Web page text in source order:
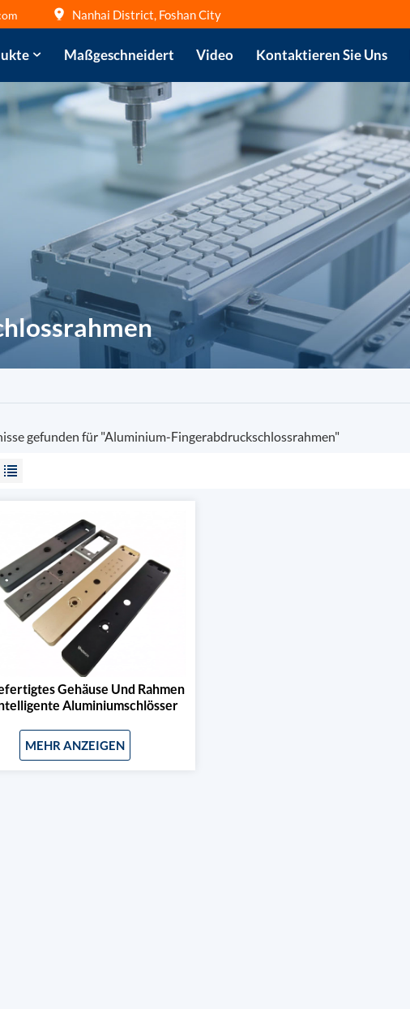
Nanhai District, Foshan City
Maßgeschneidert Video Kontaktieren Sie Uns
gefunden für "Aluminium-Fingerabdruckschlossrahmen"
Gehäuse Und Rahmen
Aluminiumschlösser
MEHR ANZEIGEN